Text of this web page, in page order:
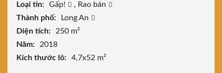
Loại tin:
Gấp! , Rao bán
Thành phố:
Long An
Diện tích:
250 m²
Năm:
2018
Kích thước lô:
4,7x52 m²